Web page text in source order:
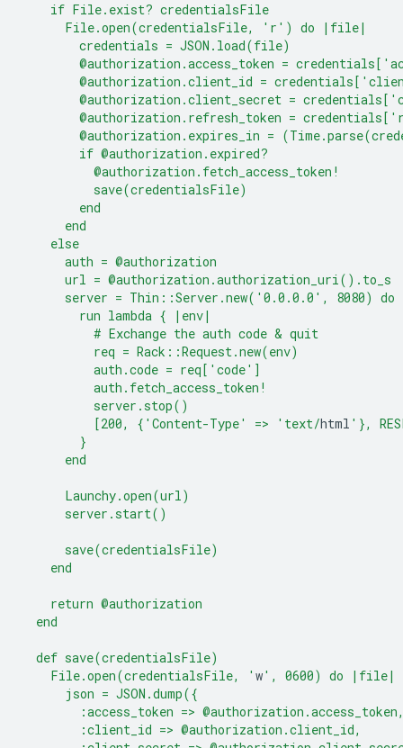
    if File.exist? credentialsFile
      File.open(credentialsFile, 'r') do |file|
        credentials = JSON.load(file)
@authorization.access_token =
@authorization.client_id =
@authorization.client_secret =
@authorization.refresh_token =
@authorization.expires_in =
        if @authorization.expired?
          @authorization.fetch_access_token!
          save(credentialsFile)
        end
      end
    else
      auth = @authorization
      url = @authorization.authorization_uri().to_s
      server = Thin::Server.new('0.0.0.0', 8080) do
        run lambda { |env|
          # Exchange the auth code & quit
          req = Rack::Request.new(env)
          auth.code = req['code']
          auth.fetch_access_token!
          server.stop()
          [200, {'Content-Type' => 'text/
html '},
        }
      end
      Launchy.open(url)
      server.start()
      save(credentialsFile)
    end
    return @authorization
  end
  def save(credentialsFile)
    File.open(credentialsFile, '
w', 0600) do |file|
      json = JSON.dump({
:access_token =>
        :client_id => @authorization.client_id,